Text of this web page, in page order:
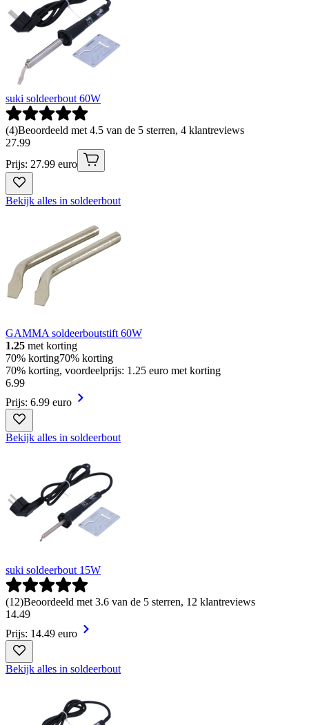
suki soldeerbout 60W
(4)Beoordeeld met 4.5 van de 5 sterren, 4 klantreviews
27.99
Prijs: 27.99 euro
Bekijk alles in soldeerbout
GAMMA soldeerboutstift 60W
1.25 met korting
70% korting70% korting
70% korting, voordeelprijs: 1.25 euro met korting
6.99
Prijs: 6.99 euro
Bekijk alles in soldeerbout
suki soldeerbout 15W
(12)Beoordeeld met 3.6 van de 5 sterren, 12 klantreviews
14.49
Prijs: 14.49 euro
Bekijk alles in soldeerbout